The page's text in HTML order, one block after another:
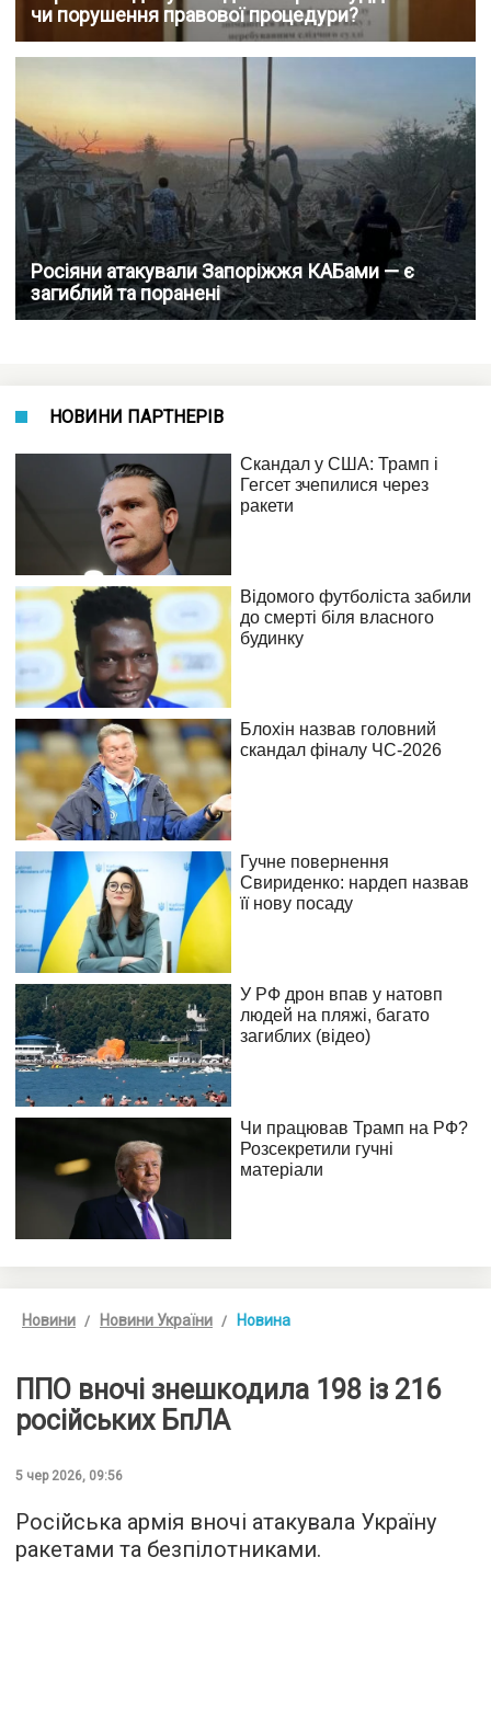
чи порушення правової процедури?
Росіяни атакували Запоріжжя КАБами — є
загиблий та поранені
НОВИНИ ПАРТНЕРІВ
Новини Новини України Новина
ППО вночі знешкодила 198 із 216
російських БпЛА
5 чер 2026, 09:56
Російська армія вночі атакувала Україну
ракетами та безпілотниками.